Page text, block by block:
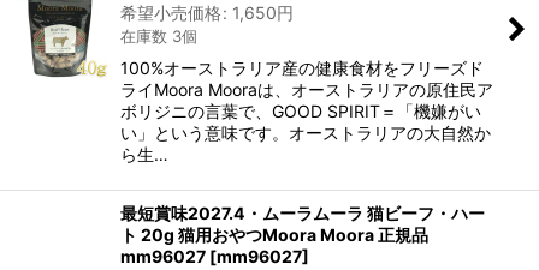
希望小売価格: 1,650円
在庫数 3個
100%オーストラリア産の健康食材をフリーズド
ライMoora Mooraは、オーストラリアの原住民ア
ボリジニの言葉で、GOOD SPIRIT＝「機嫌がい
い」という意味です。オーストラリアの大自然か
ら生…
最短賞味2027.4・ムーラムーラ 猫ビーフ・ハー
ト 20g 猫用おやつMoora Moora 正規品
mm96027 [mm96027]